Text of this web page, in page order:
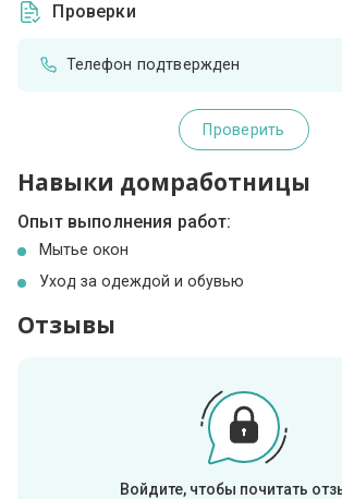
Проверки
Телефон подтвержден
Проверить
Навыки домработницы
Опыт выполнения работ:
Мытье окон
Уход за одеждой и обувью
Отзывы
Войдите, чтобы почитать